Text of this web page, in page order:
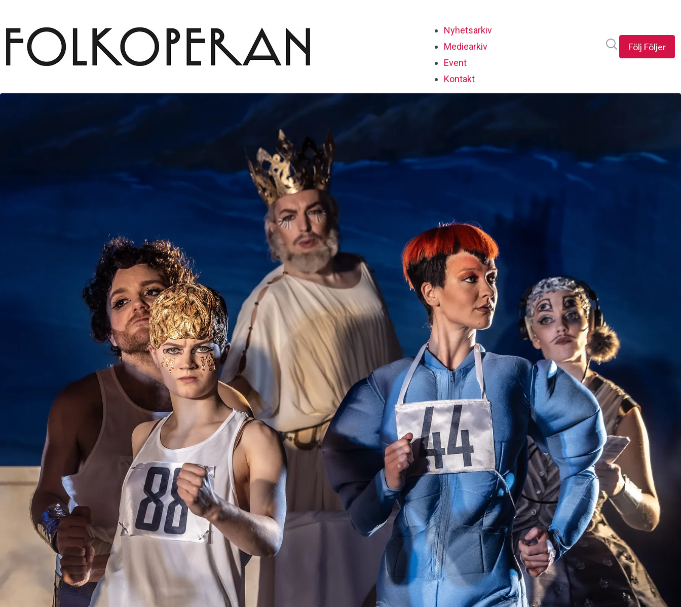
Nyhetsarkiv
Mediearkiv
Event
Kontakt
Följ Följer